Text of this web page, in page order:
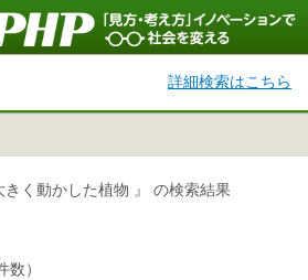
詳細検索はこちら
く動かした植物 』 の検索結果
）